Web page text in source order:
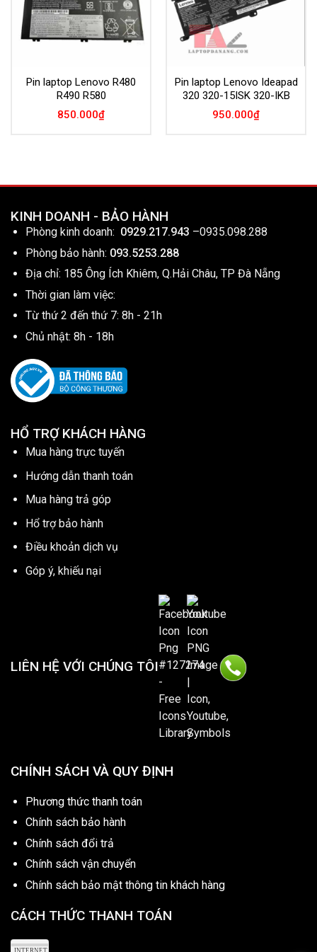
Pin laptop Lenovo R480
R490 R580
850.000₫
Pin laptop Lenovo Ideapad
320 320-15ISK 320-IKB
950.000₫
KINH DOANH - BẢO HÀNH
Phòng kinh doanh: 0929.217.943 –0935.098.288
Phòng bảo hành: 093.5253.288
Địa chỉ: 185 Ông Ích Khiêm, Q.Hải Châu, TP Đà Nẵng
Thời gian làm việc:
Từ thứ 2 đến thứ 7: 8h - 21h
Chủ nhật: 8h - 18h
HỔ TRỢ KHÁCH HÀNG
Mua hàng trực tuyến
Hướng dẫn thanh toán
Mua hàng trả góp
Hổ trợ bảo hành
Điều khoản dịch vụ
Góp ý, khiếu nại
LIÊN HỆ VỚI CHÚNG TÔI
CHÍNH SÁCH VÀ QUY ĐỊNH
Phương thức thanh toán
Chính sách bảo hành
Chính sách đổi trả
Chính sách vận chuyển
Chính sách bảo mật thông tin khách hàng
CÁCH THỨC THANH TOÁN